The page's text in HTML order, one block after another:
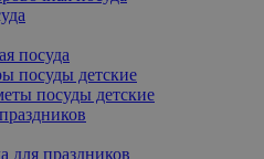
посуда
посуды детские
посуды детские
для праздников